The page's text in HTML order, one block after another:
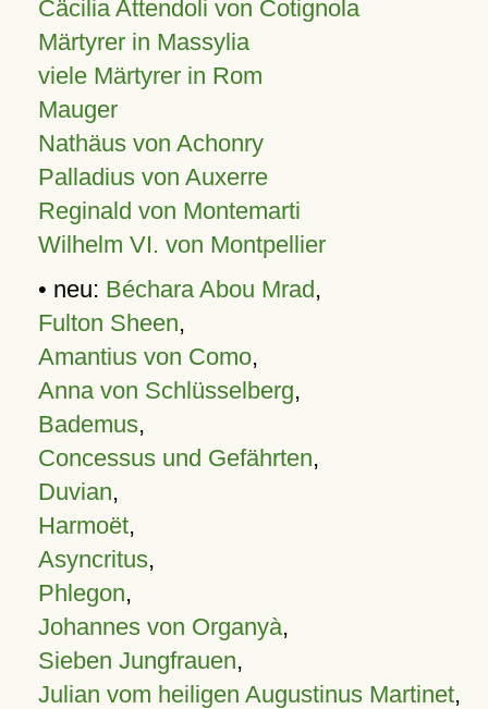
Cäcilia Attendoli von Cotignola
Märtyrer in Massylia
viele Märtyrer in Rom
Mauger
Nathäus von Achonry
Palladius von Auxerre
Reginald von Montemarti
Wilhelm VI. von Montpellier
• neu: Béchara Abou Mrad,
Fulton Sheen,
Amantius von Como,
Anna von Schlüsselberg,
Bademus,
Concessus und Gefährten,
Duvian,
Harmoët,
Asyncritus,
Phlegon,
Johannes von Organyà,
Sieben Jungfrauen,
Julian vom heiligen Augustinus Martinet,